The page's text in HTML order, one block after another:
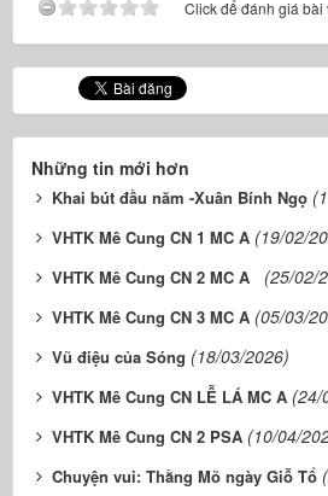
Click để đánh giá bài
Những tin mới hơn
Khai bút đầu năm -Xuân Bính Ngọ
VHTK Mê Cung CN 1 MC A (19/02/
VHTK Mê Cung CN 2 MC A (25/02/
VHTK Mê Cung CN 3 MC A (05/03/
Vũ điệu của Sóng (18/03/2026)
VHTK Mê Cung CN LỄ LÁ MC A (24/
VHTK Mê Cung CN 2 PSA (10/04/
Chuyện vui: Thằng Mõ ngày Giỗ Tổ